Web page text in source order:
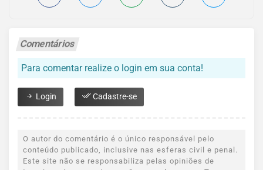
Comentários
Para comentar realize o login em sua conta!
Login Cadastre-se
O autor do comentário é o único responsável pelo
conteúdo publicado, inclusive nas esferas civil e penal.
Este site não se responsabiliza pelas opiniões de